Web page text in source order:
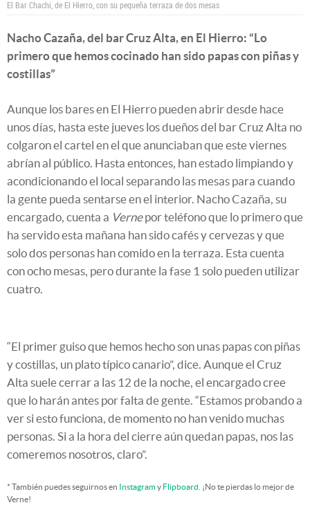
El Bar Chachi, de El Hierro, con su pequeña terraza de dos mesas
Nacho Cazaña, del bar Cruz Alta, en El Hierro: “Lo
primero que hemos cocinado han sido papas con piñas y
costillas”
Aunque los bares en El Hierro pueden abrir desde hace
unos días, hasta este jueves los dueños del bar Cruz Alta no
colgaron el cartel en el que anunciaban que este viernes
abrían al público. Hasta entonces, han estado limpiando y
acondicionando el local separando las mesas para cuando
la gente pueda sentarse en el interior. Nacho Cazaña, su
encargado, cuenta a Vernepor teléfono que lo primero que
ha servido esta mañana han sido cafés y cervezas y que
solo dos personas han comido en la terraza. Esta cuenta
con ocho mesas, pero durante la fase 1 solo pueden utilizar
cuatro.
“El primer guiso que hemos hecho son unas papas con piñas
y costillas, un plato típico canario”, dice. Aunque el Cruz
Alta suele cerrar a las 12 de la noche, el encargado cree
que lo harán antes por falta de gente. “Estamos probando a
ver si esto funciona, de momento no han venido muchas
personas. Si a la hora del cierre aún quedan papas, nos las
comeremos nosotros, claro”.
* También puedes seguirnos en Instagramy Flipboard . ¡No te pierdas lo mejor de
Verne!